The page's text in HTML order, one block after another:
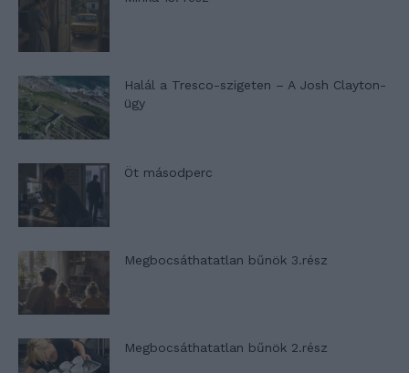
Halál a Tresco-szigeten – A Josh Clayton-
ügy
Öt másodperc
Megbocsáthatatlan bűnök 3.rész
Megbocsáthatatlan bűnök 2.rész